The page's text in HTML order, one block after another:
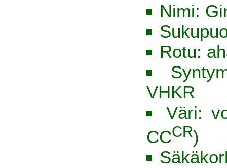
Nimi:
Rotu:
VHKR
Väri:
CCCR)